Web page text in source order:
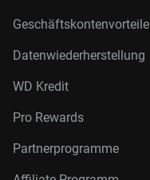
Geschäftskontenvorteile
Datenwiederherstellung
WD Kredit
Pro Rewards
Partnerprogramme